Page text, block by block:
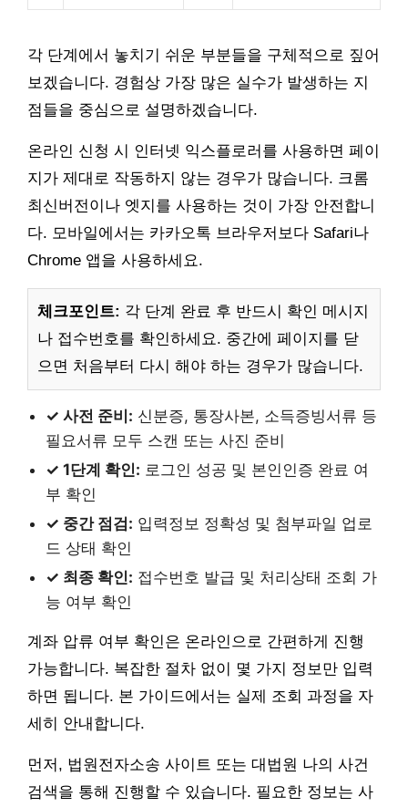
각 단계에서 놓치기 쉬운 부분들을 구체적으로 짚어
보겠습니다. 경험상 가장 많은 실수가 발생하는 지
점들을 중심으로 설명하겠습니다.
온라인 신청 시 인터넷 익스플로러를 사용하면 페이
지가 제대로 작동하지 않는 경우가 많습니다. 크롬
최신버전이나 엣지를 사용하는 것이 가장 안전합니
다. 모바일에서는 카카오톡 브라우저보다 Safari나
Chrome 앱을 사용하세요.
체크포인트: 각 단계 완료 후 반드시 확인 메시지
나 접수번호를 확인하세요. 중간에 페이지를 닫
으면 처음부터 다시 해야 하는 경우가 많습니다.
✓ 사전 준비: 신분증, 통장사본, 소득증빙서류 등
필요서류 모두 스캔 또는 사진 준비
✓ 1단계 확인: 로그인 성공 및 본인인증 완료 여
부 확인
✓ 중간 점검: 입력정보 정확성 및 첨부파일 업로
드 상태 확인
✓ 최종 확인: 접수번호 발급 및 처리상태 조회 가
능 여부 확인
계좌 압류 여부 확인은 온라인으로 간편하게 진행
가능합니다. 복잡한 절차 없이 몇 가지 정보만 입력
하면 됩니다. 본 가이드에서는 실제 조회 과정을 자
세히 안내합니다.
먼저, 법원전자소송 사이트 또는 대법원 나의 사건
검색을 통해 진행할 수 있습니다. 필요한 정보는 사